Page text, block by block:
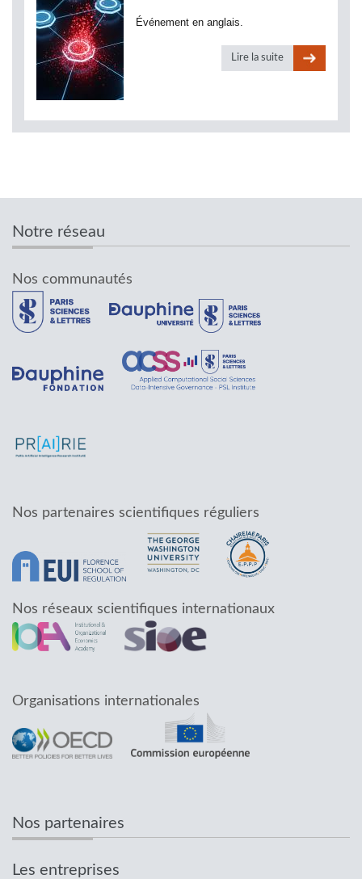
Événement en anglais.
Lire la suite
Notre réseau
Nos communautés
Nos partenaires scientifiques réguliers
Nos réseaux scientifiques internationaux
Organisations internationales
Nos partenaires
Les entreprises